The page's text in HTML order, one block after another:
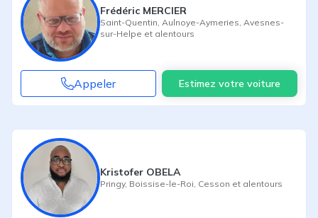
Frédéric MERCIER
Saint-Quentin Aulnoye-Aymeries Avesnes-
sur-Helpe et alentours
Appeler Estimez votre voiture
Kristofer OBELA
Pringy, Boissise-le-Roi Cesson et alentours